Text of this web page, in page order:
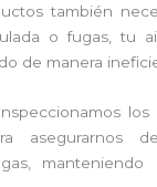
también
o fugas, tu
de manera
asegurarnos